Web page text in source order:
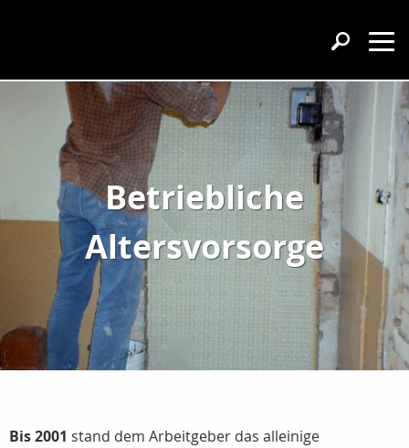
Betriebliche
Altersvorsorge
Bis 2001 stand dem Arbeitgeber das alleinige